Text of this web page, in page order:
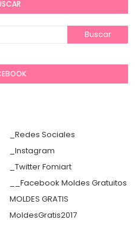
_Redes Sociales
_Instagram
_Twitter Fomiart
__Facebook Moldes Gratuitos
MOLDES GRATIS
MoldesGratis2017